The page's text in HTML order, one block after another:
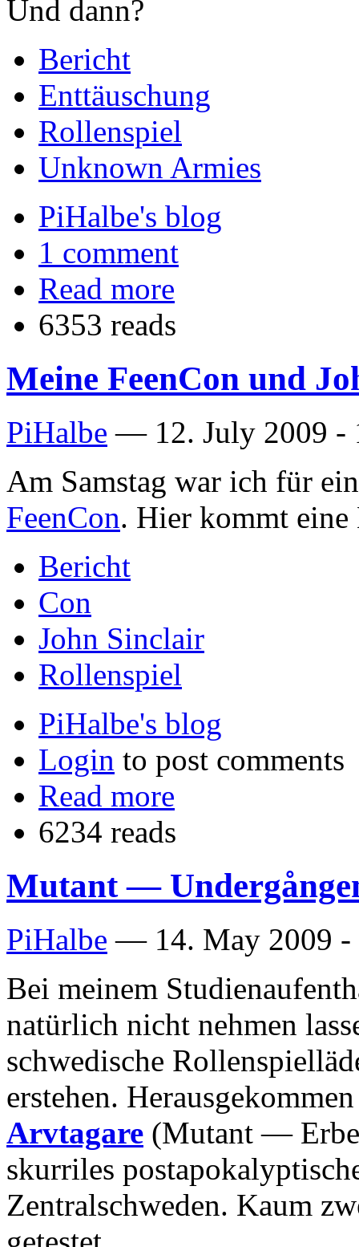
Und dann?
Bericht
Enttäuschung
Rollenspiel
Unknown Armies
PiHalbe's blog
1 comment
Read more
6353 reads
Meine FeenCon und
PiHalbe — 12. July 2009 -
Am Samstag war ich für
FeenCon. Hier kommt eine
Bericht
Con
John Sinclair
Rollenspiel
PiHalbe's blog
Login to post comments
Read more
6234 reads
Mutant —
PiHalbe — 14. May 2009 -
Bei meinem
natürlich nicht nehmen
schwedische
erstehen.
Arvtagare (Mutant —
skurriles
Zentralschweden. Kaum